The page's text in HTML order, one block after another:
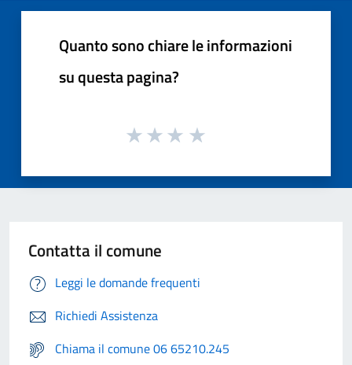
Quanto sono chiare le informazioni
su questa pagina?
Contatta il comune
Leggi le domande frequenti
Richiedi Assistenza
Chiama il comune 06 65210.245